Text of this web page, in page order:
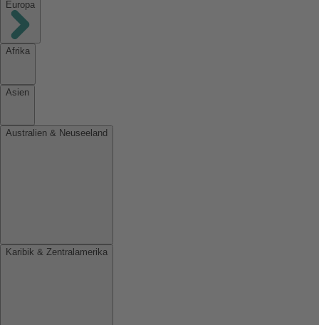
Europa
Afrika
Asien
Australien & Neuseeland
Karibik & Zentralamerika